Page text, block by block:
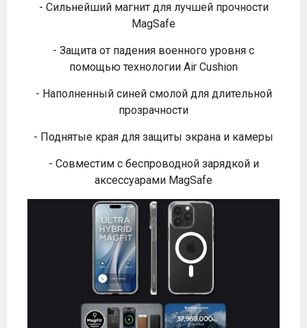
- Сильнейший магнит для лучшей прочности
MagSafe
- Защита от падения военного уровня с
помощью технологии Air Cushion
- Наполненный синей смолой для длительной
прозрачности
- Поднятые края для защиты экрана и камеры
- Совместим с беспроводной зарядкой и
аксессуарами MagSafe